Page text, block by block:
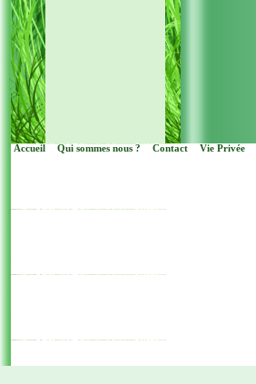
Accueil Qui sommes nous ? Contact Vie Privée